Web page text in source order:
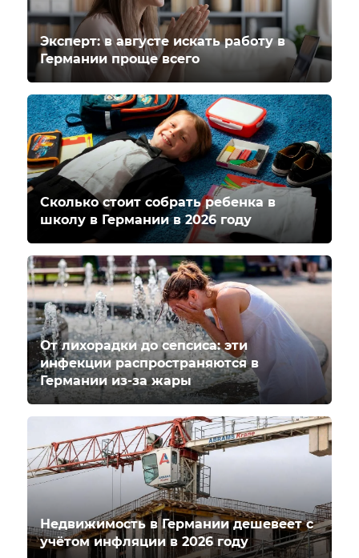
Эксперт: в августе искать работу в
Германии проще всего
Сколько стоит собрать ребенка в
школу в Германии в 2026 году
От лихорадки до сепсиса: эти
инфекции распространяются в
Германии из-за жары
Недвижимость в Германии дешевеет с
учётом инфляции в 2026 году